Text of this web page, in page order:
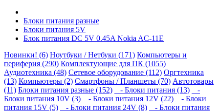
Блоки питания разные
Блоки питания 5V
Блок питания DC 5V 0.45A Nokia AC-11E
Новинки! (6) Ноутбуки / Нетбуки (171) Компьютеры и
периферия (290) Комплектующие для ПК (1055)
Аудиотехника (48) Сетевое оборудование (112) Оргтехника
(13) Компьютеры (2) Смартфоны / Планшеты (70) Автотовары
(11) Блоки питания разные (152) - Блоки питания (13)
-
Блоки питания 10V (3)
- Блоки питания 12V (22)
- Блоки
питания 15V (5)
- Блоки питания 24V (8)
- Блоки питания